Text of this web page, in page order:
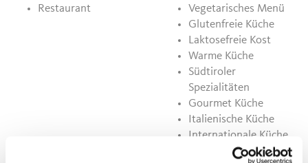
Restaurant
Vegetarisches Menü
Glutenfreie Küche
Laktosefreie Kost
Warme Küche
Südtiroler
Spezialitäten
Gourmet Küche
Italienische Küche
Internationale Küche
Mittagsmenüs